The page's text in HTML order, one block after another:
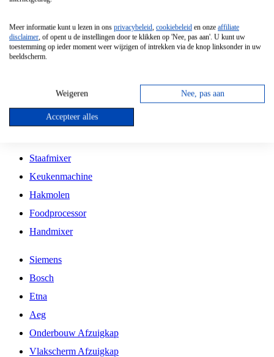
Vrijstaande Magnetron
Vrijstaande Kookplaat
Inbouw Gaskookplaat
Inbouw Keramische Kookplaat
Kookplaat Accessoires
Staafmixer
Keukenmachine
Hakmolen
Foodprocessor
Handmixer
Siemens
Bosch
Etna
Aeg
Onderbouw Afzuigkap
Vlakscherm Afzuigkap
Meer informatie kunt u lezen in ons privacybeleid, cookiebeleid en onze affiliate
disclaimer, of opent u de instellingen door te klikken op 'Nee, pas aan'. U kunt uw
toestemming op ieder moment weer wijzigen of intrekken via de knop linksonder in uw
beeldscherm.
Weigeren Nee, pas aan
Accepteer alles